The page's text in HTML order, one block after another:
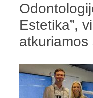
Estetika”,
atkuriamos